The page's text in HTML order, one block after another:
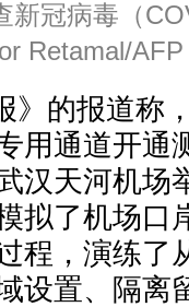
新冠病毒（
Retamal/
》的报道称
用通道开通
汉天河机场
拟了机场口
程，演练了
设置、隔离